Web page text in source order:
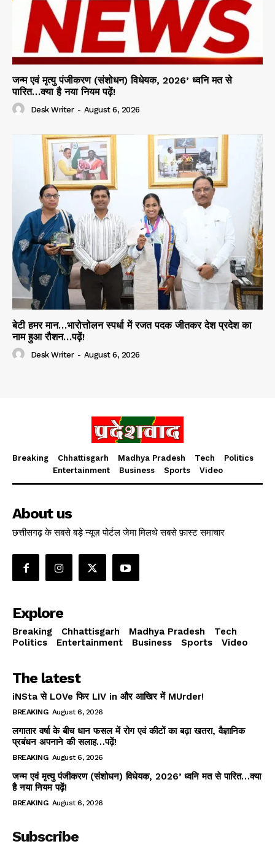
जन्म एवं मृत्यु पंजीकरण (संशोधन) विधेयक, 2026’ ध्वनि मत से
पारित…क्या है नया नियम पढ़ें!
Desk Writer - August 6, 2026
बेटी हमर मान…भारोत्तोलन स्पर्धा में रजत पदक जीतकर देश प्रदेश का
नाम हुआ रौशन…पढ़ें!
Desk Writer - August 6, 2026
Breaking Chhattisgarh Madhya Pradesh Tech
Politics
Entertainment
Business Sports Video
About us
छत्तीसगढ़ के सबसे बड़े न्यूज़ पोर्टल जेमा मिलथे सबसे फ़ास्ट समाचार
Explore
Breaking Chhattisgarh Madhya Pradesh
Tech
Politics
Entertainment Business Sports Video
The latest
iNSta से LOVe फिर LIV in और आखिर में MUrder!
BREAKING August 6, 2026
लगातार वर्षा के बीच धान फसल में रोग एवं कीटों का बढ़ा खतरा, वैज्ञानिक
प्रबंधन अपनाने की सलाह…पढ़ें!
BREAKING August 6, 2026
जन्म एवं मृत्यु पंजीकरण (संशोधन) विधेयक, 2026’ ध्वनि मत से पारित…क्या
है नया नियम पढ़ें!
BREAKING August 6, 2026
Subscribe